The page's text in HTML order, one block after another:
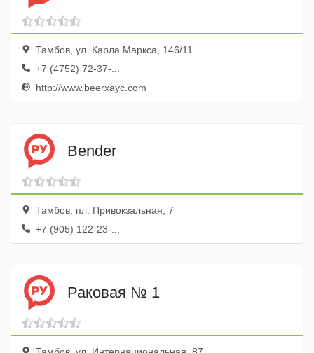
Тамбов, ул. Карла Маркса, 146/11
+7 (4752) 72-37-...
http://www.beerxayc.com
Bender
Тамбов, пл. Привокзальная, 7
+7 (905) 122-23-...
Раковая № 1